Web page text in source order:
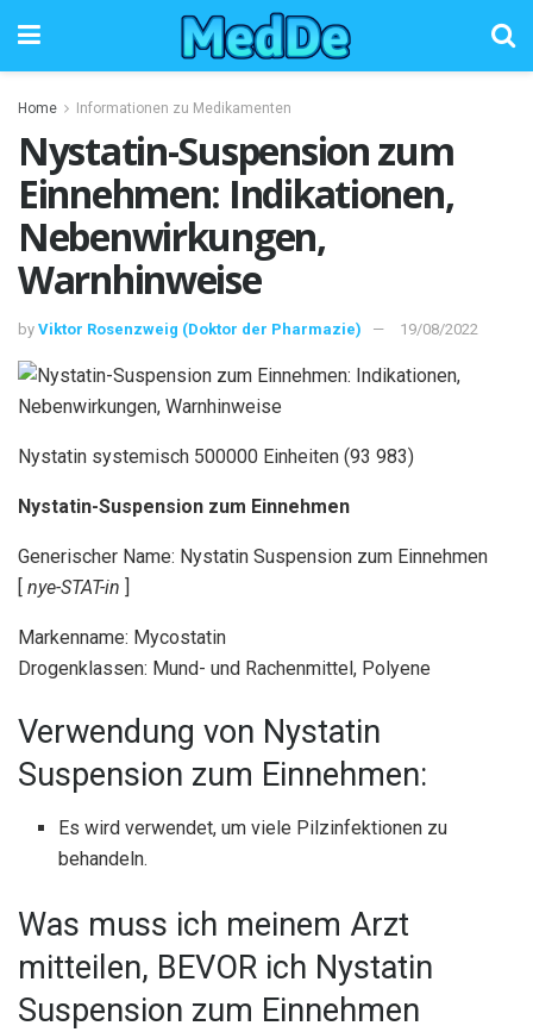
Home Informationen zu Medikamenten
Nystatin-Suspension zum
Einnehmen: Indikationen,
Nebenwirkungen,
Warnhinweise
by Viktor Rosenzweig (Doktor der Pharmazie) 19/08/2022
Nystatin systemisch 500000 Einheiten (93 983)
Nystatin-Suspension zum Einnehmen
Generischer Name: Nystatin Suspension zum Einnehmen
[ nye-STAT-in ]
Markenname: Mycostatin
Drogenklassen: Mund- und Rachenmittel, Polyene
Verwendung von Nystatin
Suspension zum Einnehmen:
Es wird verwendet, um viele Pilzinfektionen zu
behandeln.
Was muss ich meinem Arzt
mitteilen, BEVOR ich Nystatin
Suspension zum Einnehmen